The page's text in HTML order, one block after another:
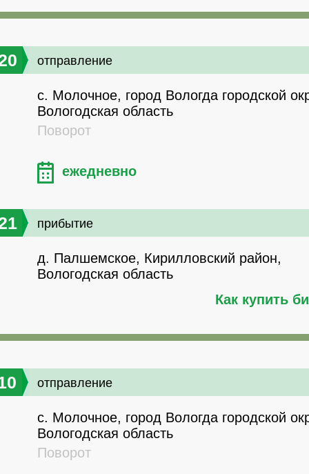
отправление
с. Молочное, город Вологда городской
Вологодская область
Поворот
ежедневно
прибытие
д. Палшемское, Кирилловский район,
Вологодская область
Как купить
отправление
с. Молочное, город Вологда городской
Вологодская область
Поворот